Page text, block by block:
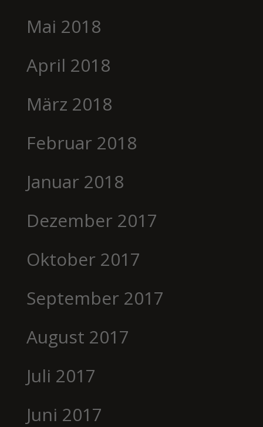
Mai 2018
April 2018
März 2018
Februar 2018
Januar 2018
Dezember 2017
Oktober 2017
September 2017
August 2017
Juli 2017
Juni 2017